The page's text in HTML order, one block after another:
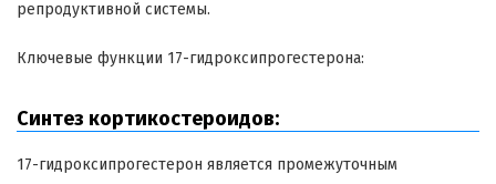
репродуктивной системы.
Ключевые функции 17-гидроксипрогестерона:
Синтез кортикостероидов:
17-гидроксипрогестерон является промежуточным